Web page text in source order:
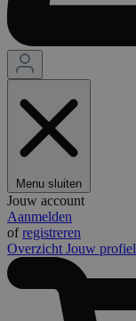
Menu sluiten
Jouw account
Aanmelden
ofregistreren
Overzicht Jouw profiel